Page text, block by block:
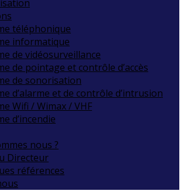
téléphonique
informatique
de vidéosurveillance
de pointage et contrôle d’accès
de sonorisation
d’alarme et de contrôle d’intrusion
Wifi / Wimax / VHF
d’incendie
nous ?
Directeur
références